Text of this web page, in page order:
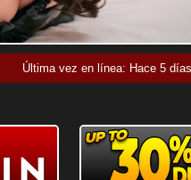
Última vez en línea: Hace 5 días